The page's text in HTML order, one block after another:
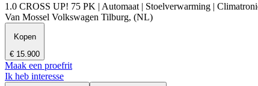
1.0 CROSS UP! 75 PK | Automaat | Stoelverwarming |
Van Mossel Volkswagen Tilburg, (NL)
Kopen
€ 15.900
Maak een proefrit
Ik heb interesse